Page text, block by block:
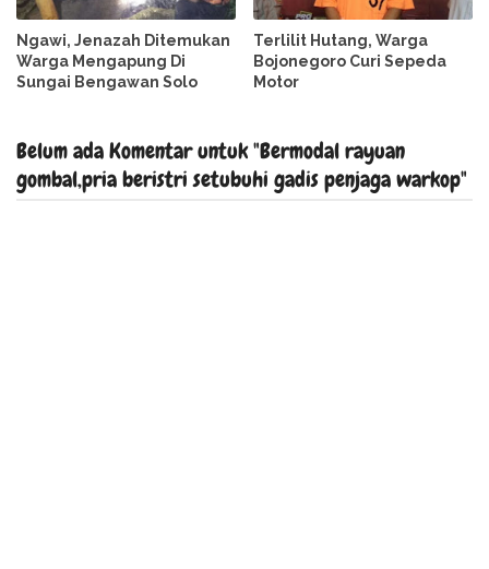
Ngawi, Jenazah Ditemukan
Warga Mengapung Di
Sungai Bengawan Solo
Terlilit Hutang, Warga
Bojonegoro Curi Sepeda
Motor
Belum ada Komentar untuk "Bermodal rayuan
gombal,pria beristri setubuhi gadis penjaga warkop"